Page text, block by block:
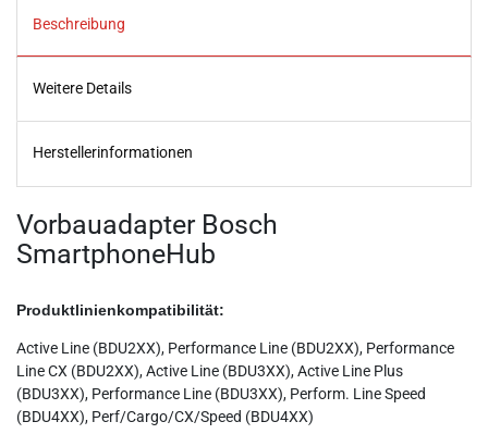
Beschreibung
Weitere Details
Herstellerinformationen
Vorbauadapter Bosch
SmartphoneHub
Produktlinienkompatibilität:
Active Line (BDU2XX), Performance Line (BDU2XX), Performance
Line CX (BDU2XX), Active Line (BDU3XX), Active Line Plus
(BDU3XX), Performance Line (BDU3XX), Perform. Line Speed
(BDU4XX), Perf/Cargo/CX/Speed (BDU4XX)